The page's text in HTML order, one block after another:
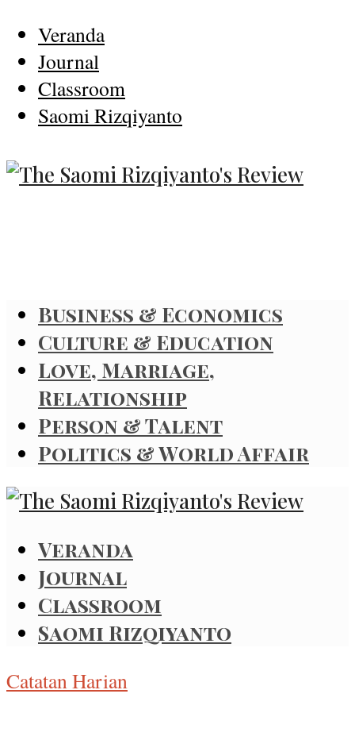
Veranda
Journal
Classroom
Saomi Rizqiyanto
Business & Economics
Culture & Education
Love, Marriage,
Relationship
Person & Talent
Politics & World Affair
Veranda
Journal
Classroom
Saomi Rizqiyanto
Catatan Harian